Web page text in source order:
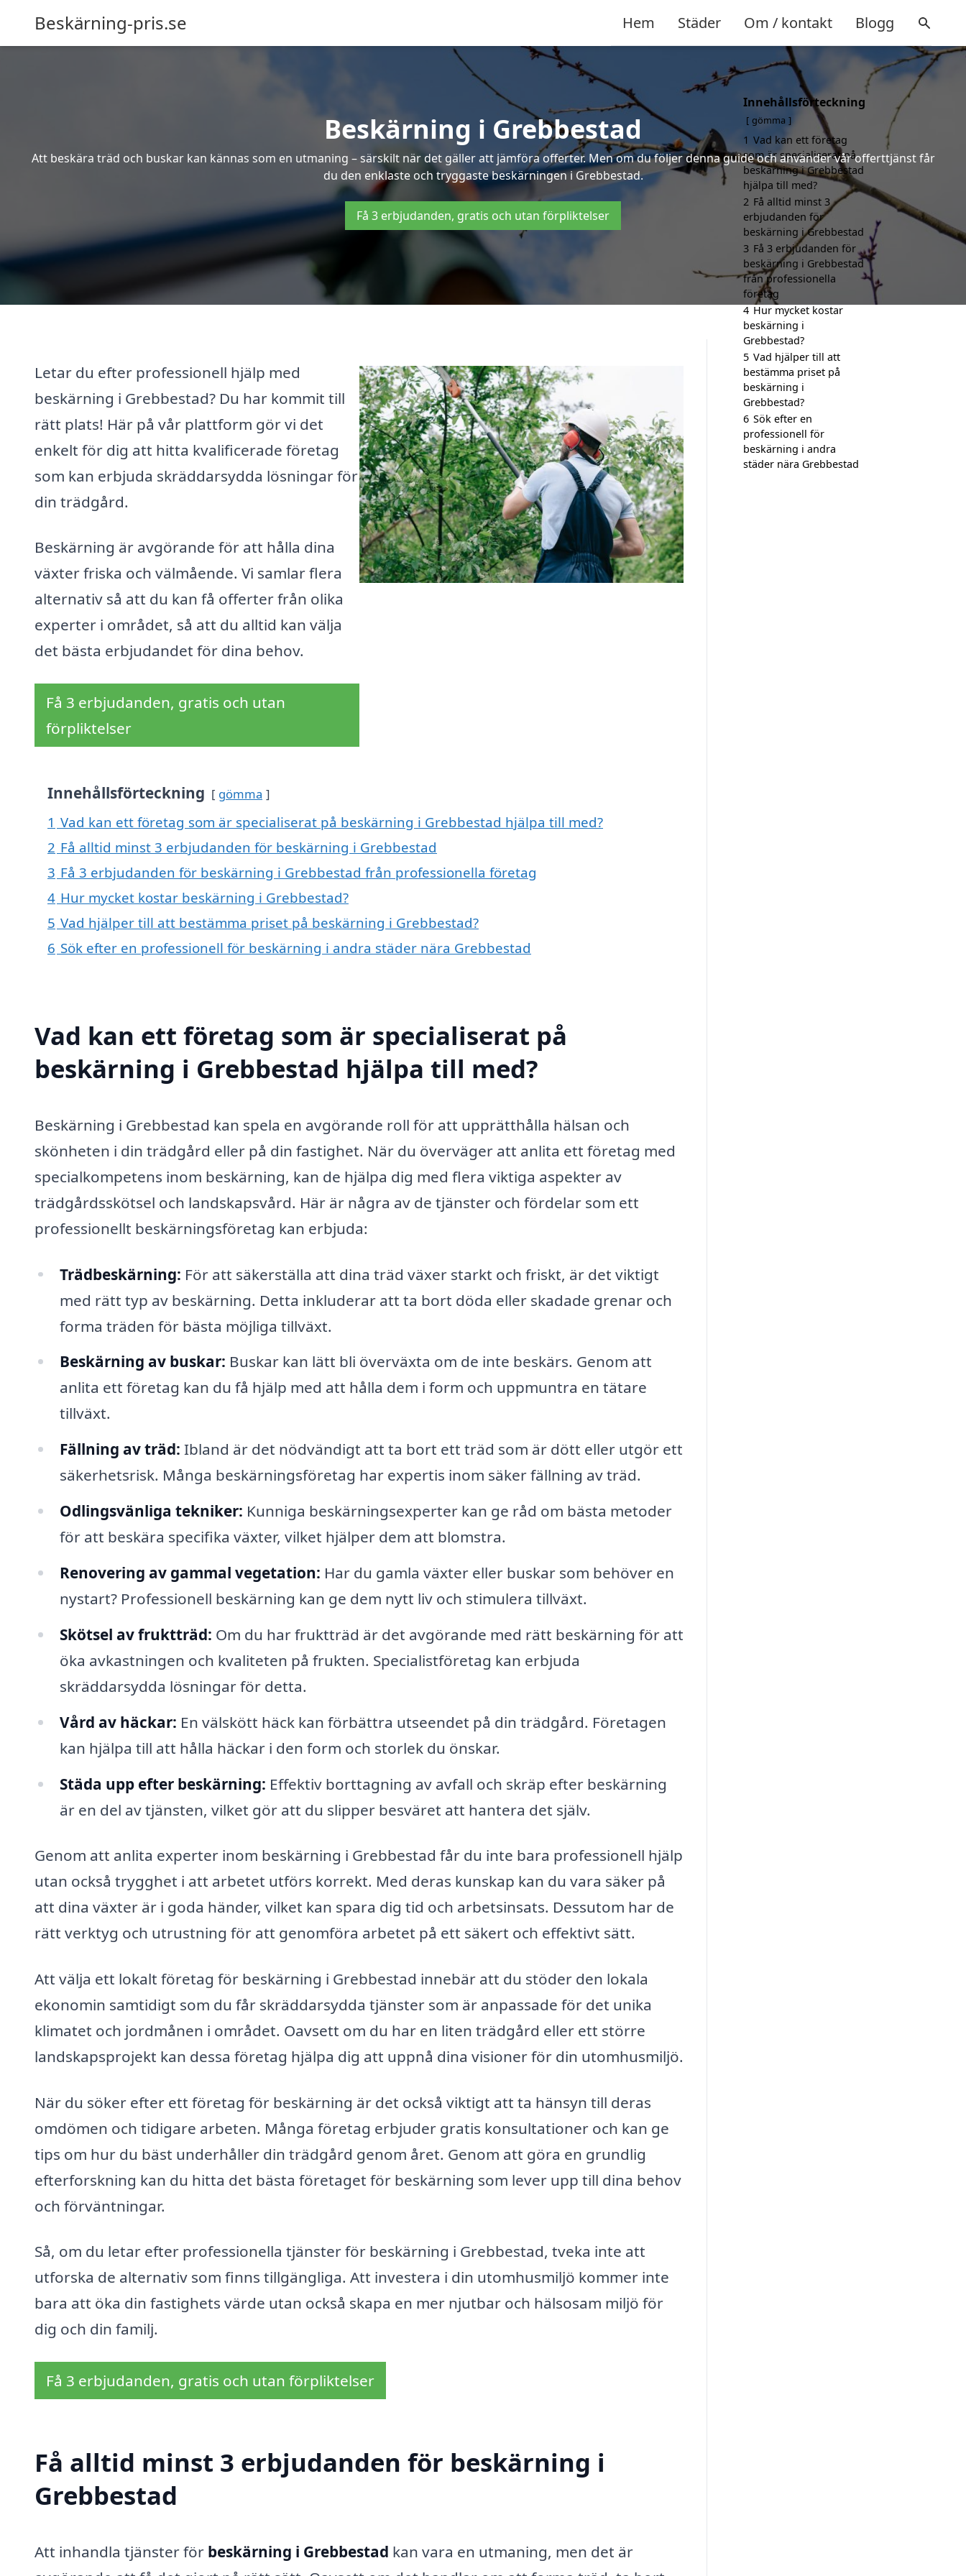
Beskärning-pris.se Hem Städer Om / kontakt Blogg
Beskärning i Grebbestad
Att beskära träd och buskar kan kännas som en utmaning – särskilt när det gäller att jämföra offerter. Men om du följer denna guide och använder vår offerttjänst får
du den enklaste och tryggaste beskärningen i Grebbestad.
Få 3 erbjudanden, gratis och utan förpliktelser
Letar du efter professionell hjälp med
beskärning i Grebbestad? Du har kommit till
rätt plats! Här på vår plattform gör vi det
enkelt för dig att hitta kvalificerade företag
som kan erbjuda skräddarsydda lösningar för
din trädgård.
Beskärning är avgörande för att hålla dina
växter friska och välmående. Vi samlar flera
alternativ så att du kan få offerter från olika
experter i området, så att du alltid kan välja
det bästa erbjudandet för dina behov.
Få 3 erbjudanden, gratis och utan
förpliktelser
Innehållsförteckning gömma
1 Vad kan ett företag som är specialiserat på beskärning i Grebbestad hjälpa till med?
2 Få alltid minst 3 erbjudanden för beskärning i Grebbestad
3 Få 3 erbjudanden för beskärning i Grebbestad från professionella företag
4 Hur mycket kostar beskärning i Grebbestad?
5 Vad hjälper till att bestämma priset på beskärning i Grebbestad?
6 Sök efter en professionell för beskärning i andra städer nära Grebbestad
Vad kan ett företag som är specialiserat på
beskärning i Grebbestad hjälpa till med?
Beskärning i Grebbestad kan spela en avgörande roll för att upprätthålla hälsan och
skönheten i din trädgård eller på din fastighet. När du överväger att anlita ett företag med
specialkompetens inom beskärning, kan de hjälpa dig med flera viktiga aspekter av
trädgårdsskötsel och landskapsvård. Här är några av de tjänster och fördelar som ett
professionellt beskärningsföretag kan erbjuda:
Trädbeskärning: För att säkerställa att dina träd växer starkt och friskt, är det viktigt
med rätt typ av beskärning. Detta inkluderar att ta bort döda eller skadade grenar och
forma träden för bästa möjliga tillväxt.
Beskärning av buskar: Buskar kan lätt bli överväxta om de inte beskärs. Genom att
anlita ett företag kan du få hjälp med att hålla dem i form och uppmuntra en tätare
tillväxt.
Fällning av träd: Ibland är det nödvändigt att ta bort ett träd som är dött eller utgör ett
säkerhetsrisk. Många beskärningsföretag har expertis inom säker fällning av träd.
Odlingsvänliga tekniker: Kunniga beskärningsexperter kan ge råd om bästa metoder
för att beskära specifika växter, vilket hjälper dem att blomstra.
Renovering av gammal vegetation: Har du gamla växter eller buskar som behöver en
nystart? Professionell beskärning kan ge dem nytt liv och stimulera tillväxt.
Skötsel av fruktträd: Om du har fruktträd är det avgörande med rätt beskärning för att
öka avkastningen och kvaliteten på frukten. Specialistföretag kan erbjuda
skräddarsydda lösningar för detta.
Vård av häckar: En välskött häck kan förbättra utseendet på din trädgård. Företagen
kan hjälpa till att hålla häckar i den form och storlek du önskar.
Städa upp efter beskärning: Effektiv borttagning av avfall och skräp efter beskärning
är en del av tjänsten, vilket gör att du slipper besväret att hantera det själv.
Genom att anlita experter inom beskärning i Grebbestad får du inte bara professionell hjälp
utan också trygghet i att arbetet utförs korrekt. Med deras kunskap kan du vara säker på
att dina växter är i goda händer, vilket kan spara dig tid och arbetsinsats. Dessutom har de
rätt verktyg och utrustning för att genomföra arbetet på ett säkert och effektivt sätt.
Att välja ett lokalt företag för beskärning i Grebbestad innebär att du stöder den lokala
ekonomin samtidigt som du får skräddarsydda tjänster som är anpassade för det unika
klimatet och jordmånen i området. Oavsett om du har en liten trädgård eller ett större
landskapsprojekt kan dessa företag hjälpa dig att uppnå dina visioner för din utomhusmiljö.
När du söker efter ett företag för beskärning är det också viktigt att ta hänsyn till deras
omdömen och tidigare arbeten. Många företag erbjuder gratis konsultationer och kan ge
tips om hur du bäst underhåller din trädgård genom året. Genom att göra en grundlig
efterforskning kan du hitta det bästa företaget för beskärning som lever upp till dina behov
och förväntningar.
Så, om du letar efter professionella tjänster för beskärning i Grebbestad, tveka inte att
utforska de alternativ som finns tillgängliga. Att investera i din utomhusmiljö kommer inte
bara att öka din fastighets värde utan också skapa en mer njutbar och hälsosam miljö för
dig och din familj.
Få 3 erbjudanden, gratis och utan förpliktelser
Få alltid minst 3 erbjudanden för beskärning i
Grebbestad
Att inhandla tjänster för beskärning i Grebbestad kan vara en utmaning, men det är
Innehållsförteckning
gömma
1 Vad kan ett företag
som är specialiserat på
beskärning i Grebbestad
hjälpa till med?
2 Få alltid minst 3
erbjudanden för
beskärning i Grebbestad
3 Få 3 erbjudanden för
beskärning i Grebbestad
från professionella
företag
4 Hur mycket kostar
beskärning i
Grebbestad?
5 Vad hjälper till att
bestämma priset på
beskärning i
Grebbestad?
6 Sök efter en
professionell för
beskärning i andra
städer nära Grebbestad